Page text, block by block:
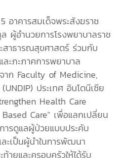
าคารสมเด็จพระสังฆราช
ผู้อำนวยการโรงพยาบาลราช
ธารณสุขศาสตร์ ร่วมกับ
ะภะภาคการพยาบาล
ก Faculty of Medicine,
ประเทศ อินโดนีเซีย
Health Care
Care" เพื่อแลกเปลี่ยน
รดูแลผู้ป่วยแบบประคับ
ะเป็นผู้นำในการพัฒนา
ยและครอบครัวให้ได้รับ